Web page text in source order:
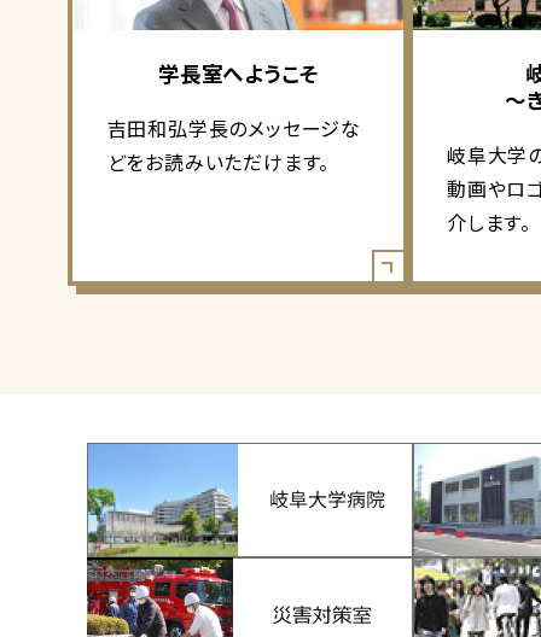
学長室へようこそ
吉田和弘学長のメッセージな
どをお読みいただけます。
～
岐阜大学
動画やロ
介します。